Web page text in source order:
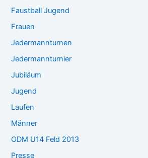
Faustball Jugend
Frauen
Jedermannturnen
Jedermannturnier
Jubiläum
Jugend
Laufen
Männer
ODM U14 Feld 2013
Presse